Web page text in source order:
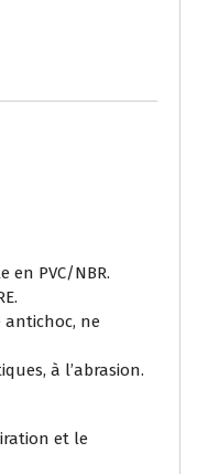
en PVC/NBR.
antichoc, ne
à l’abrasion.
et le